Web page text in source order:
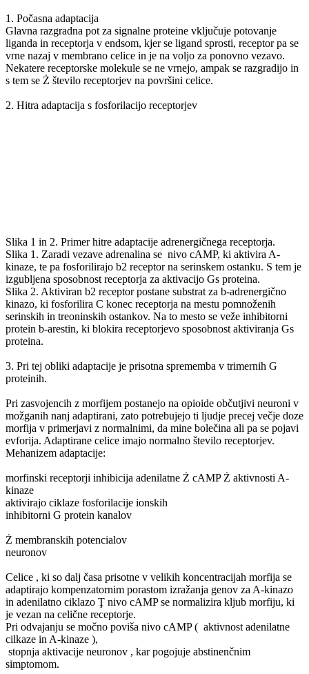
1. Počasna adaptacija
Glavna razgradna pot za signalne proteine vključuje potovanje
liganda in receptorja v endsom, kjer se ligand sprosti, receptor pa se
vrne nazaj v membrano celice in je na voljo za ponovno vezavo.
Nekatere receptorske molekule se ne vrnejo, ampak se razgradijo in
s tem se Ż število receptorjev na površini celice.
2. Hitra adaptacija s fosforilacijo receptorjev
Slika 1 in 2. Primer hitre adaptacije adrenergičnega receptorja.
Slika 1. Zaradi vezave adrenalina se ­ nivo cAMP, ki aktivira A-
kinaze, te pa fosforilirajo b2 receptor na serinskem ostanku. S tem je
izgubljena sposobnost receptorja za aktivacijo Gs proteina.
Slika 2. Aktiviran b2 receptor postane substrat za b-adrenergično
kinazo, ki fosforilira C konec receptorja na mestu pomnoženih
serinskih in treoninskih ostankov. Na to mesto se veže inhibitorni
protein b-arestin, ki blokira receptorjevo sposobnost aktiviranja Gs
proteina.
3. Pri tej obliki adaptacije je prisotna sprememba v trimernih G
proteinih.
Pri zasvojencih z morfijem postanejo na opioide občutjivi neuroni v
možganih nanj adaptirani, zato potrebujejo ti ljudje precej večje doze
morfija v primerjavi z normalnimi, da mine bolečina ali pa se pojavi
evforija. Adaptirane celice imajo normalno število receptorjev.
Mehanizem adaptacije:
morfinski receptorji inhibicija adenilatne Ż cAMP Ż aktivnosti A-
kinaze
aktivirajo ciklaze fosforilacije ionskih
inhibitorni G protein kanalov
Ż membranskih potencialov
neuronov
Celice , ki so dalj časa prisotne v velikih koncentracijah morfija se
adaptirajo kompenzatornim porastom izražanja genov za A-kinazo
in adenilatno ciklazo Ţ nivo cAMP se normalizira kljub morfiju, ki
je vezan na celične receptorje.
Pri odvajanju se močno poviša nivo cAMP ( ­ aktivnost adenilatne
cilkaze in A-kinaze ),
­ stopnja aktivacije neuronov , kar pogojuje abstinenčnim
simptomom.